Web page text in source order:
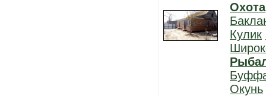
Охота
Кулик
Окунь